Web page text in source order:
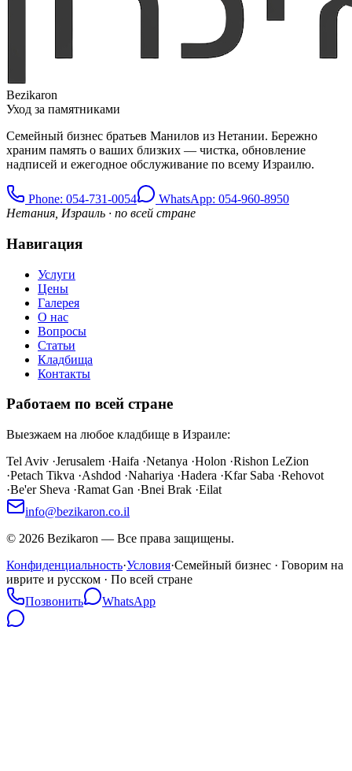
Bezikaron
Уход за памятниками
Семейный бизнес братьев Манилов из Нетании. Бережно
храним память о ваших близких — чистка, обновление
надписей и ежегодное обслуживание по всему Израилю.
Phone: 054-731-0054
WhatsApp: 054-960-8950
Нетания, Израиль · по всей стране
Навигация
Услуги
Цены
Галерея
О нас
Вопросы
Статьи
Кладбища
Контакты
Работаем по всей стране
Выезжаем на любое кладбище в Израиле:
Tel Aviv ·Jerusalem ·Haifa ·Netanya ·Holon ·Rishon LeZion
·Petach Tikva ·Ashdod ·Nahariya ·Hadera ·Kfar Saba ·Rehovot
·Be'er Sheva ·Ramat Gan ·Bnei Brak ·Eilat
info@bezikaron.co.il
© 2026 Bezikaron — Все права защищены.
Конфиденциальность·Условия·Семейный бизнес · Говорим на
иврите и русском · По всей стране
Позвонить
WhatsApp